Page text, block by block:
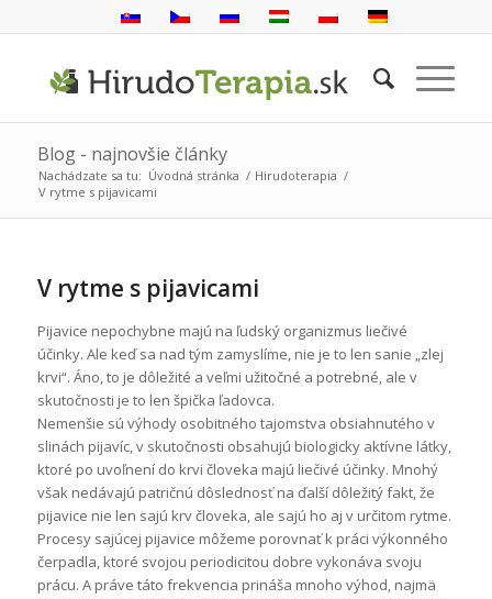
Blog - najnovšie články
Nachádzate sa tu: Úvodná stránka / Hirudoterapia /
V rytme s pijavicami
V rytme s pijavicami
Pijavice nepochybne majú na ľudský organizmus liečivé
účinky. Ale keď sa nad tým zamyslíme, nie je to len sanie „zlej
krvi“. Áno, to je dôležité a veľmi užitočné a potrebné, ale v
skutočnosti je to len špička ľadovca.
Nemenšie sú výhody osobitného tajomstva obsiahnutého v
slinách pijavíc, v skutočnosti obsahujú biologicky aktívne látky,
ktoré po uvoľnení do krvi človeka majú liečivé účinky. Mnohý
však nedávajú patričnú dôslednosť na ďalší dôležitý fakt, že
pijavice nie len sajú krv človeka, ale sajú ho aj v určitom rytme.
Procesy sajúcej pijavice môžeme porovnať k práci výkonného
čerpadla, ktoré svojou periodicitou dobre vykonáva svoju
prácu. A práve táto frekvencia prináša mnoho výhod, najmä